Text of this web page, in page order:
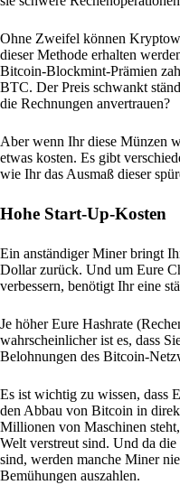
Ohne Zweifel können
dieser Methode erhalten
Bitcoin-Blockmint-Prämien
BTC. Der Preis schwankt
die Rechnungen anvertrauen?
Aber wenn Ihr diese Münzen
etwas kosten. Es gibt
wie Ihr das Ausmaß dieser
Hohe Start-Up-Kosten
Ein anständiger Miner bringt
Dollar zurück. Und um Eure
verbessern, benötigt Ihr eine
Je höher Eure Hashrate
wahrscheinlicher ist es, dass
Belohnungen des Bitcoin-
Es ist wichtig zu wissen, dass
den Abbau von Bitcoin in
Millionen von Maschinen
Welt verstreut sind. Und da
sind, werden manche Miner
Bemühungen auszahlen.